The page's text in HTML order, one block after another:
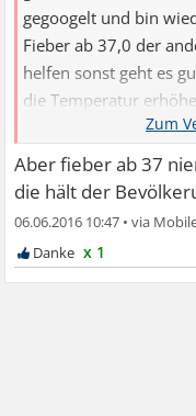
gegoogelt und bin
Fieber ab 37,0 der
helfen sonst geht es
die Temperatur
immer 37,0 -37,3.
Aber fieber ab 37
die hält der
06.06.2016 10:47 •
x 1